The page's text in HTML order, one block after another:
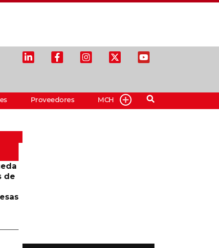
Proveedores MCH
de